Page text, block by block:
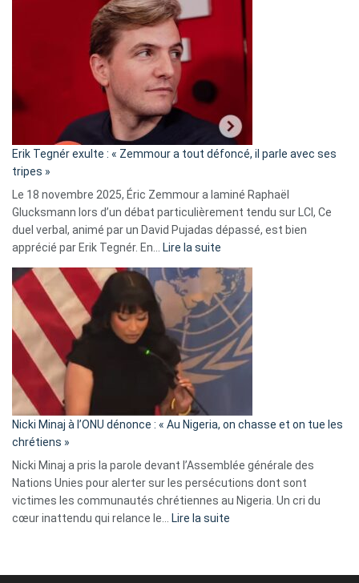
d’alliance
secrète
«
C’est
fake
news
»
Erik Tegnér exulte : « Zemmour a tout défoncé, il parle avec ses
tripes »
Le 18 novembre 2025, Éric Zemmour a laminé Raphaël
Glucksmann lors d’un débat particulièrement tendu sur LCI, Ce
duel verbal, animé par un David Pujadas dépassé, est bien
apprécié par Erik Tegnér. En…
Lire la suite
Tegnér
exulte
« Zemmour
a
tout
parle
ses
tripes »
Nicki Minaj à l’ONU dénonce : « Au Nigeria, on chasse et on tue les
chrétiens »
Nicki Minaj a pris la parole devant l’Assemblée générale des
Nations Unies pour alerter sur les persécutions dont sont
victimes les communautés chrétiennes au Nigeria. Un cri du
cœur inattendu qui relance le…
Lire la suite